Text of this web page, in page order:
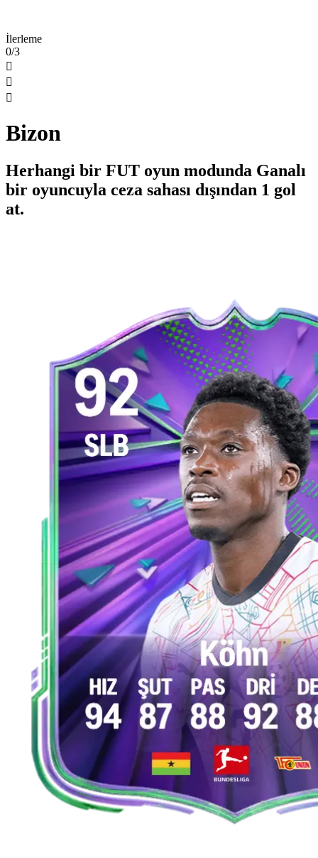
İlerleme
0/3



Bizon
Herhangi bir FUT oyun modunda Ganalı
bir oyuncuyla ceza sahası dışından 1 gol
at.